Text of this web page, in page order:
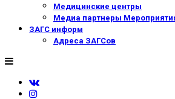
Медицинские центры
Медиа партнеры
ЗАГС информ
Адреса ЗАГСов